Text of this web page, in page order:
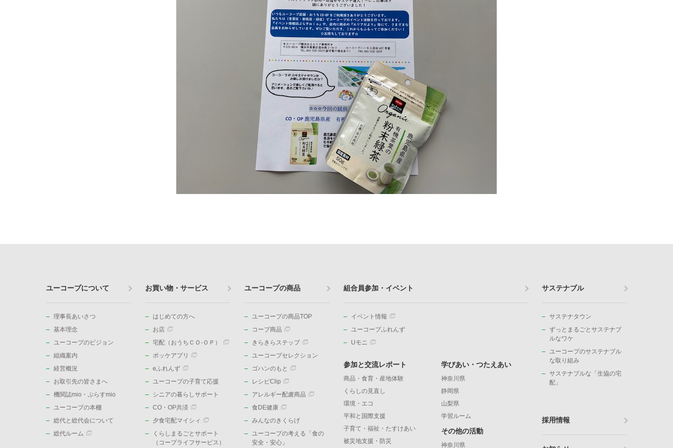
ユーコープについて
理事長あいさつ
基本理念
ユーコープのビジョン
組織案内
経営概況
お取引先の皆さまへ
機関誌mio・ぷらすmio
ユーコープの本棚
総代と総代会について
総代ルーム
お買い物・サービス
はじめての方へ
お店
宅配（おうちＣＯ-ＯＰ）
ポッケアプリ
eふれんず
ユーコープの子育て応援
シニアの暮らしサポート
CO・OP共済
夕食宅配マイシィ
くらしまるごとサポート
（コープライフサービス）
ユーコープの商品
ユーコープの商品TOP
コープ商品
きらきらステップ
ユーコープセレクション
ゴハンのもと
レシピClip
アレルギー配慮商品
食DE健康
みんなのきくらげ
ユーコープの考える「食の
安全・安心」
組合員参加・イベント
イベント情報
ユーコープふれんず
Uモニ
参加と交流レポート
商品・食育・産地体験
くらしの見直し
環境・エコ
平和と国際支援
子育て・福祉・たすけあい
被災地支援・防災
学びあい・つたえあい
神奈川県
静岡県
山梨県
学習ルーム
その他の活動
神奈川県
サステナブル
サステナタウン
ずっとまるごとサステナブ
ルなワケ
ユーコープのサステナブル
な取り組み
サステナブルな「生協の宅
配」
採用情報